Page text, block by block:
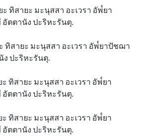
ทิสายะ มะนุสสา อะเวรา อัพ๎ยา
ตตานัง ปะริหะรันตุ.
ทิสายะ มะนุสสา อะเวรา อัพ๎ยาปัชฌา
ปะริหะรันตุ.
ทิสายะ มะนุสสา อะเวรา อัพ๎ยา
ตตานัง ปะริหะรันตุ.
ทิสายะ มะนุสสา อะเวรา อัพ๎ยา
ตตานัง ปะริหะรันตุ.